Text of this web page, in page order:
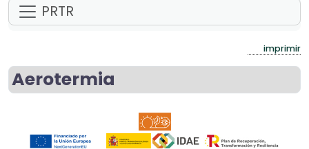
PRTR
imprimir
Aerotermia